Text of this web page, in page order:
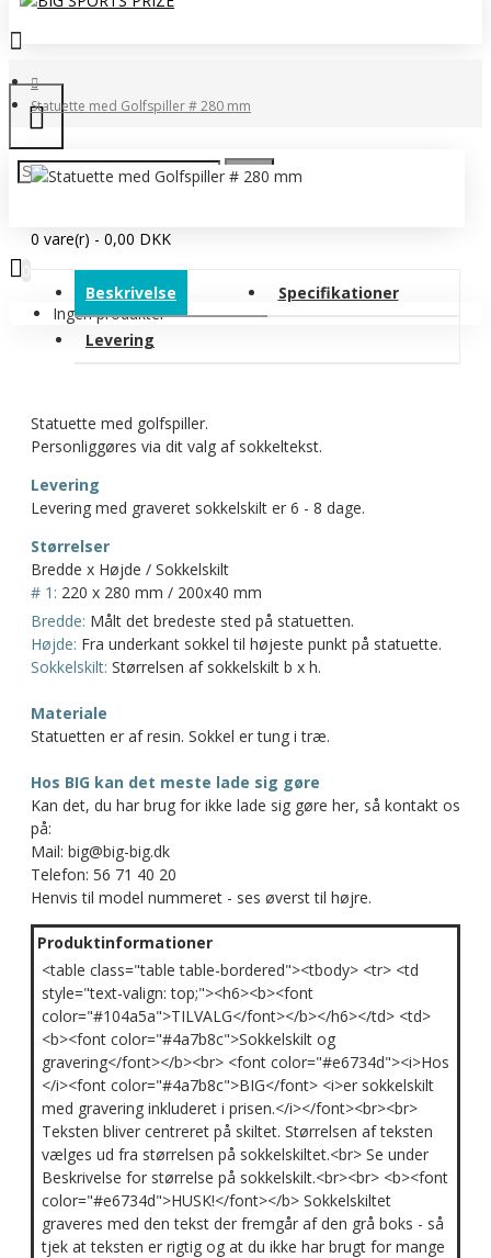
0 vare(r) - 0,00 DKK
Ingen produkter
Statuette med Golfspiller # 280 mm
Beskrivelse Specifikationer
Levering
Statuette med golfspiller.
Personliggøres via dit valg af sokkeltekst.
Levering
Levering med graveret sokkelskilt er 6 - 8 dage.
Størrelser
Bredde x Højde / Sokkelskilt
# 1: 220 x 280 mm / 200x40 mm
Bredde: Målt det bredeste sted på statuetten.
Højde: Fra underkant sokkel til højeste punkt på statuette.
Sokkelskilt: Størrelsen af sokkelskilt b x h.
Materiale
Statuetten er af resin. Sokkel er tung i træ.
Hos BIG kan det meste lade sig gøre
Kan det, du har brug for ikke lade sig gøre her, så kontakt os
på:
Mail: big@big-big.dk
Telefon: 56 71 40 20
Henvis til model nummeret - ses øverst til højre.
Produktinformationer
<table class="table table-bordered"><tbody> <tr> <td
style="text-valign: top;"><h6><b><font
color="#104a5a">TILVALG</font></b></h6></td> <td>
<b><font color="#4a7b8c">Sokkelskilt og
gravering</font></b><br> <font color="#e6734d"><i>Hos
</i><font color="#4a7b8c">BIG</font> <i>er sokkelskilt
med gravering inkluderet i prisen.</i></font><br><br>
Teksten bliver centreret på skiltet. Størrelsen af teksten
vælges ud fra størrelsen på sokkelskiltet.<br> Se under
Beskrivelse for størrelse på sokkelskilt.<br><br> <b><font
color="#e6734d">HUSK!</font></b> Sokkelskiltet
graveres med den tekst der fremgår af den grå boks - så
tjek at teksten er rigtig og at du ikke har brugt for mange